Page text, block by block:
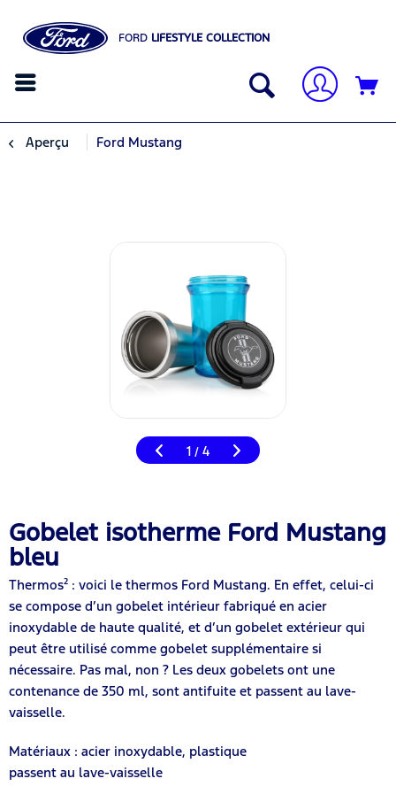
FORD LIFESTYLE COLLECTION
Aperçu Ford Mustang
1 / 4
Gobelet isotherme Ford Mustang
bleu
Thermos² : voici le thermos Ford Mustang. En effet, celui-ci
se compose d’un gobelet intérieur fabriqué en acier
inoxydable de haute qualité, et d’un gobelet extérieur qui
peut être utilisé comme gobelet supplémentaire si
nécessaire. Pas mal, non ? Les deux gobelets ont une
contenance de 350 ml, sont antifuite et passent au lave-
vaisselle.
Matériaux : acier inoxydable, plastique
passent au lave-vaisselle